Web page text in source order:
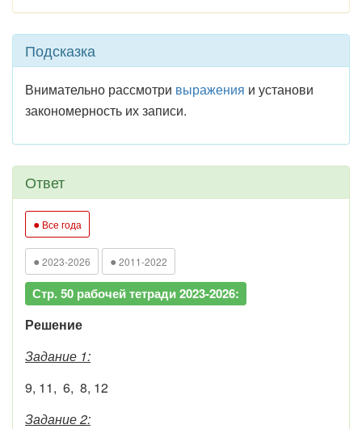
Подсказка
Внимательно рассмотри выражения и установи
закономерность их записи.
Ответ
● Все года
● 2023-2026 ● 2011-2022
Стр. 50 рабочей тетради 2023-2026:
Решение
Задание 1:
9, 11, 6, 8, 12
Задание 2: